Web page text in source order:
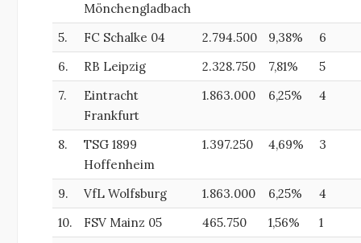
Mönchengladbach
5. FC Schalke 04 2.794.500 9,38%
6
6.
RB Leipzig 2.328.750 7,81%
5
7.
Eintracht
Frankfurt
1.863.000 6,25% 4
8.
TSG 1899
Hoffenheim
1.397.250 4,69% 3
9. VfL Wolfsburg 1.863.000 6,25%
4
10.
FSV Mainz 05 465.750 1,56%
1